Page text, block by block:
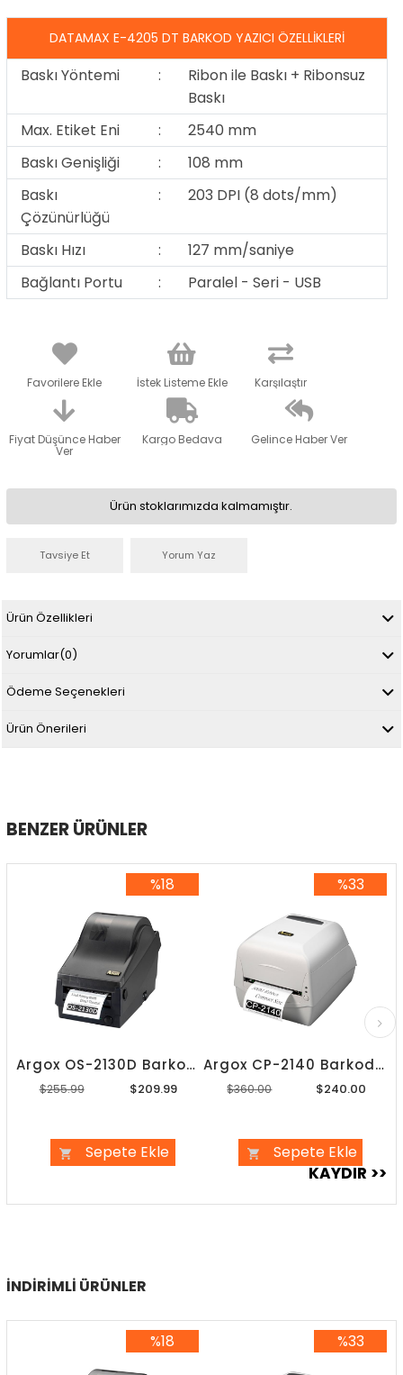
DATAMAX E-4205 DT BARKOD YAZICI ÖZELLIKLERI
Baskı Yöntemi :
Ribon ile Baskı + Ribonsuz
Baskı
Max. Etiket Eni
:
2540 mm
Baskı Genişliği
:
108 mm
Baskı
Çözünürlüğü
: 203 DPI (8 dots/mm)
Baskı Hızı :
127 mm/saniye
Bağlantı Portu
: Paralel - Seri - USB
Favorilere Ekle İstek Listeme Ekle Karşılaştır
Fiyat Düşünce Haber
Ver
Kargo Bedava Gelince Haber Ver
Ürün stoklarımızda kalmamıştır.
Tavsiye Et Yorum Yaz
Ürün Özellikleri
Yorumlar(0)
Ödeme Seçenekleri
Ürün Önerileri
BENZER ÜRÜNLER
Argox OS-2130D Barkod Yazıcı
$209.99
$255.99
Sepete Ekle
%18
Argox CP-2140 Barkod Yazıcı
$240.00
$360.00
Sepete Ekle
%33
İNDIRIMLI ÜRÜNLER
%18
%33